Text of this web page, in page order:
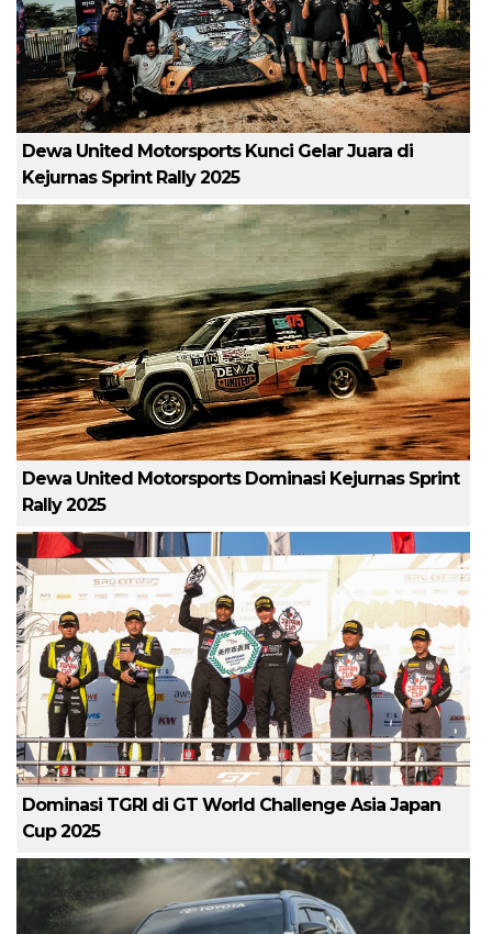
Dewa United Motorsports Kunci Gelar Juara di
Kejurnas Sprint Rally 2025
Dewa United Motorsports Dominasi Kejurnas Sprint
Rally 2025
Dominasi TGRI di GT World Challenge Asia Japan
Cup 2025